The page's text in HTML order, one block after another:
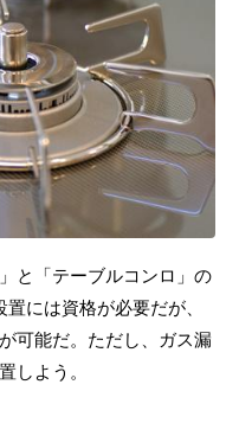
と「テーブルコンロ」の
には資格が必要だが、
可能だ。ただし、ガス漏
しよう。